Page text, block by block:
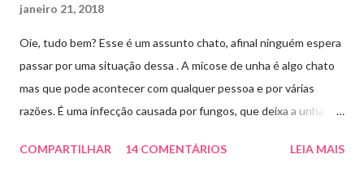
janeiro 21, 2018
Oie, tudo bem? Esse é um assunto chato, afinal ninguém espera
passar por uma situação dessa . A micose de unha é algo chato
mas que pode acontecer com qualquer pessoa e por várias
razões. É uma infecção causada por fungos, que deixa a unha
descolar da pele. As causas mais comuns dessas micoses é por
COMPARTILHAR 14 COMENTÁRIOS LEIA MAIS